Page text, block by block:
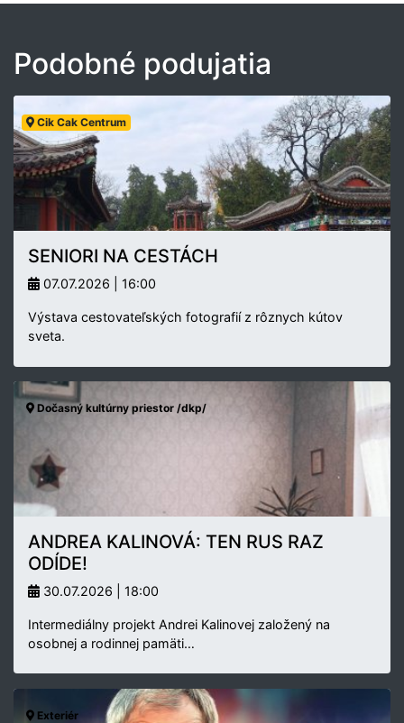
Podobné podujatia
Cik Cak Centrum
SENIORI NA CESTÁCH
07.07.2026 | 16:00
Výstava cestovateľských fotografií z rôznych kútov
sveta.
Dočasný kultúrny priestor /dkp/
ANDREA KALINOVÁ: TEN RUS RAZ
ODÍDE!
30.07.2026 | 18:00
Intermediálny projekt Andrei Kalinovej založený na
osobnej a rodinnej pamäti…
Exteriér